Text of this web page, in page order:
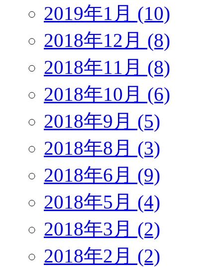
2019年1月 (10)
2018年12月 (8)
2018年11月 (8)
2018年10月 (6)
2018年9月 (5)
2018年8月 (3)
2018年6月 (9)
2018年5月 (4)
2018年3月 (2)
2018年2月 (2)